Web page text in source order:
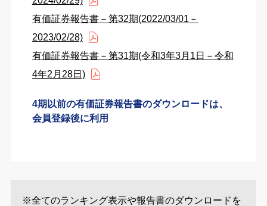
有価証券報告書－第32期(2022/03/01－
2023/02/28)
有価証券報告書－第31期(令和3年3月1日－令和
4年2月28日)
4期以前の有価証券報告書のダウンロードは、
会員登録後に利用
※全てのランキング表示や報告書のダウンロードを